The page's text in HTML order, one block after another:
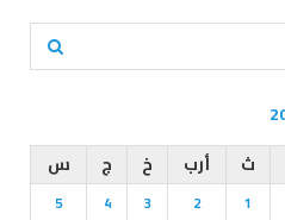
E
A
ث أرب خ ج س
1
2
3
4
5